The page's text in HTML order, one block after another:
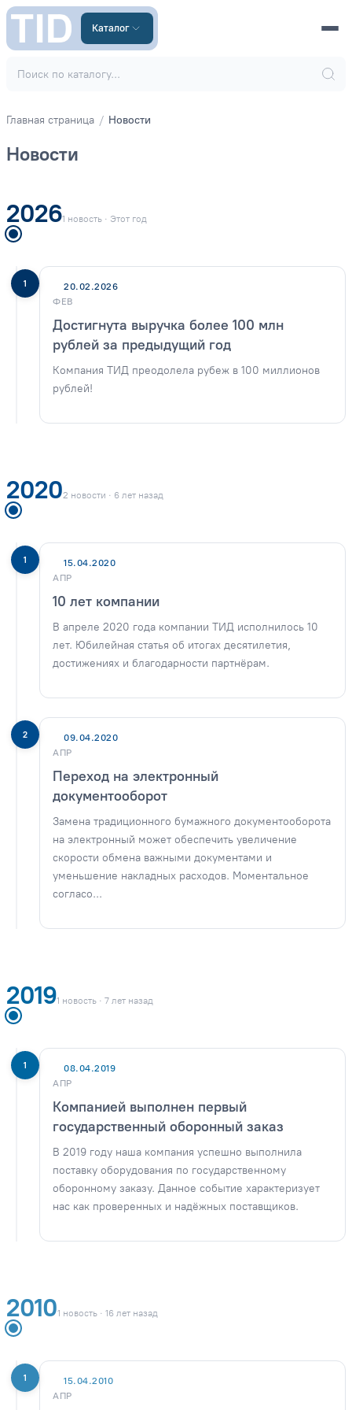
Каталог
Главная страница Новости
Новости
20261 новость · Этот год
1
20.02.2026
ФЕВ
Достигнута выручка более 100 млн
рублей за предыдущий год
Компания ТИД преодолела рубеж в 100 миллионов
рублей!
20202 новости · 6 лет назад
1
15.04.2020
АПР
10 лет компании
В апреле 2020 года компании ТИД исполнилось 10
лет. Юбилейная статья об итогах десятилетия,
достижениях и благодарности партнёрам.
2
09.04.2020
АПР
Переход на электронный
документооборот
Замена традиционного бумажного документооборота
на электронный может обеспечить увеличение
скорости обмена важными документами и
уменьшение накладных расходов. Моментальное
согласо...
20191 новость · 7 лет назад
1
08.04.2019
АПР
Компанией выполнен первый
государственный оборонный заказ
В 2019 году наша компания успешно выполнила
поставку оборудования по государственному
оборонному заказу. Данное событие характеризует
нас как проверенных и надёжных поставщиков.
20101 новость · 16 лет назад
1
15.04.2010
АПР